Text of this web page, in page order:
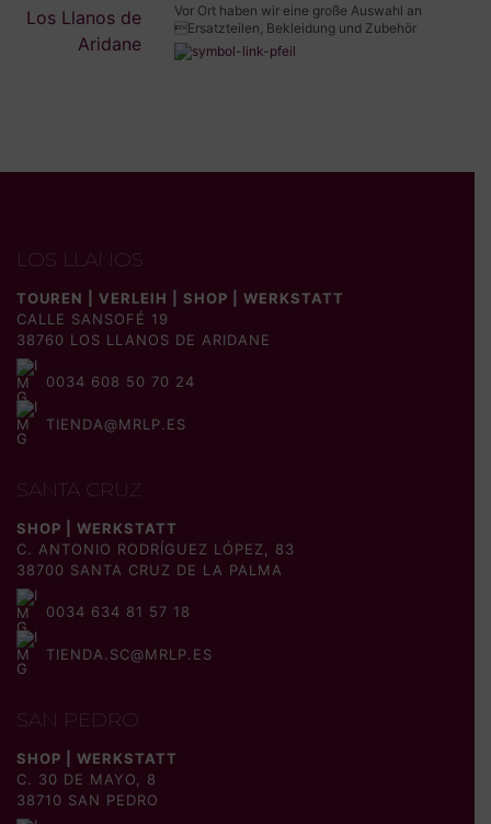
Vor Ort haben wir eine große Auswahl an
Ersatzteilen, Bekleidung und Zubehör
LOS LLANOS
TOUREN | VERLEIH | SHOP | WERKSTATT
CALLE SANSOFÉ 19
38760 LOS LLANOS DE ARIDANE
0034 608 50 70 24
TIENDA@MRLP.ES
SANTA CRUZ
SHOP | WERKSTATT
C. ANTONIO RODRÍGUEZ LÓPEZ, 83
38700 SANTA CRUZ DE LA PALMA
0034 634 81 57 18
TIENDA.SC@MRLP.ES
SAN PEDRO
SHOP | WERKSTATT
C. 30 DE MAYO, 8
38710 SAN PEDRO